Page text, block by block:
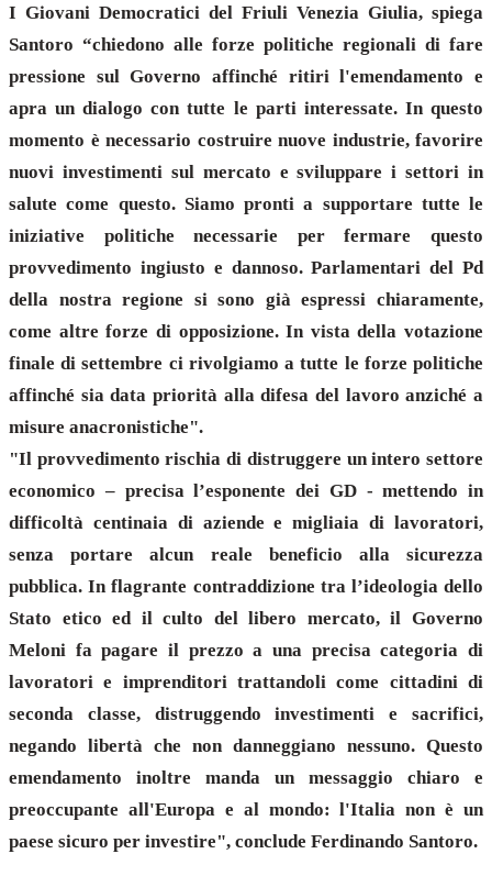
I Giovani Democratici del Friuli Venezia Giulia, spiega
Santoro “chiedono alle forze politiche regionali di fare
pressione sul Governo affinché ritiri l'emendamento e
apra un dialogo con tutte le parti interessate. In questo
momento è necessario costruire nuove industrie, favorire
nuovi investimenti sul mercato e sviluppare i settori in
salute come questo. Siamo pronti a supportare tutte le
iniziative politiche necessarie per fermare questo
provvedimento ingiusto e dannoso. Parlamentari del Pd
della nostra regione si sono già espressi chiaramente,
come altre forze di opposizione. In vista della votazione
finale di settembre ci rivolgiamo a tutte le forze politiche
affinché sia data priorità alla difesa del lavoro anziché a
misure anacronistiche".
"Il provvedimento rischia di distruggere un intero settore
economico – precisa l’esponente dei GD - mettendo in
difficoltà centinaia di aziende e migliaia di lavoratori,
senza portare alcun reale beneficio alla sicurezza
pubblica. In flagrante contraddizione tra l’ideologia dello
Stato etico ed il culto del libero mercato, il Governo
Meloni fa pagare il prezzo a una precisa categoria di
lavoratori e imprenditori trattandoli come cittadini di
seconda classe, distruggendo investimenti e sacrifici,
negando libertà che non danneggiano nessuno. Questo
emendamento inoltre manda un messaggio chiaro e
preoccupante all'Europa e al mondo: l'Italia non è un
paese sicuro per investire", conclude Ferdinando Santoro.